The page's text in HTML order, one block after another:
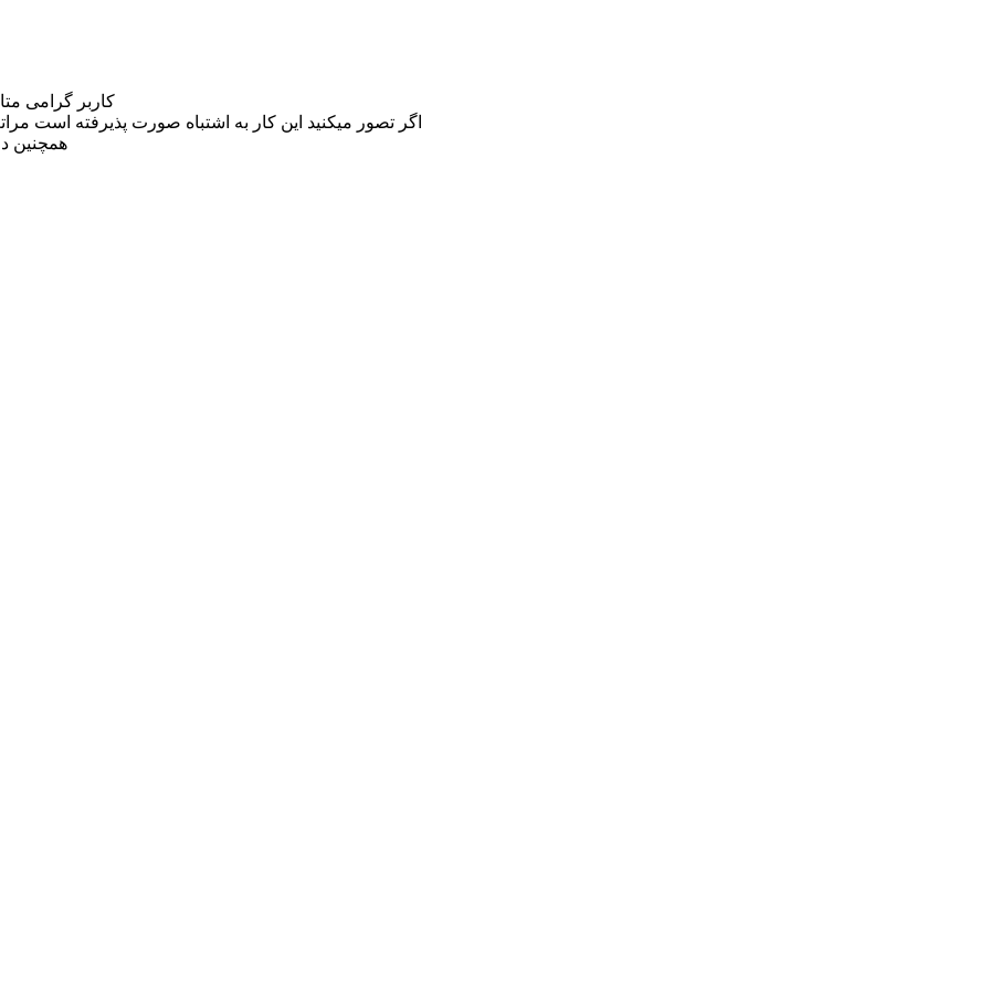
کاربر گرامی
اگر تصور میکنید این کار به اشتباه صورت پذیرفته است مراتب این مسئله را
همچنین